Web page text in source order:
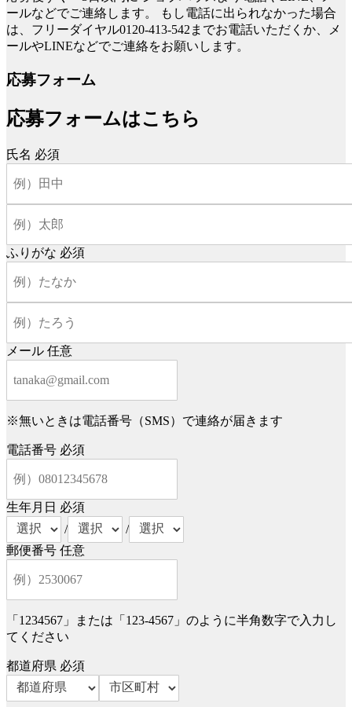
ールなどでご連絡します。
もし電話に出られなかった場合
は、フリーダイヤル0120-413-542までお電話いただくか、メ
ールやLINEなどでご連絡をお願いします。
応募フォーム
応募フォームはこちら
氏名 必須
ふりがな 必須
メール 任意
※無いときは電話番号（SMS）で連絡が届きます
電話番号 必須
生年月日 必須
/
/
郵便番号 任意
「1234567」または「123-4567」のように半角数字で入力し
てください
都道府県 必須